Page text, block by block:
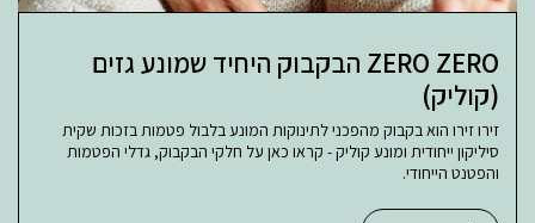
ZERO ZERO הבקבוק היחיד שמונע גזים
(קוליק)
זירו זירו הוא בקבוק מהפכני לתינוקות המונע בלבול פטמות בזכות שקית
סיליקון ייחודית ומונע קוליק - קראו כאן על חלקי הבקבוק, גדלי הפטמות
והפטנט הייחודי.